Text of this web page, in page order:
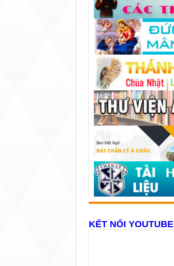
KẾT NỐI YOUTUBE